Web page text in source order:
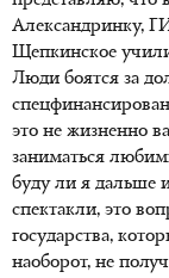
Александринку,
Щепкинское
Люди боятся за
это не жизненно
заниматься
буду ли я дальше
спектакли, это
государства,
наоборот, не